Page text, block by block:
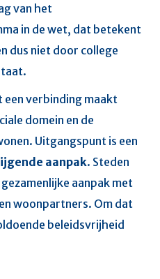
van het
in de wet, dat betekent
dus niet door college
verbinding maakt
domein en de
Uitgangspunt is een
aanpak. Steden
aanpak met
woonpartners. Om dat
beleidsvrijheid